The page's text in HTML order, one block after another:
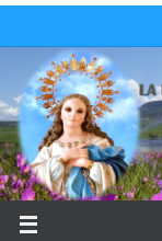
to
content